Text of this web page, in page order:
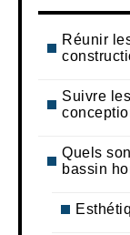
Réunir
Suivre
Quels
bassin